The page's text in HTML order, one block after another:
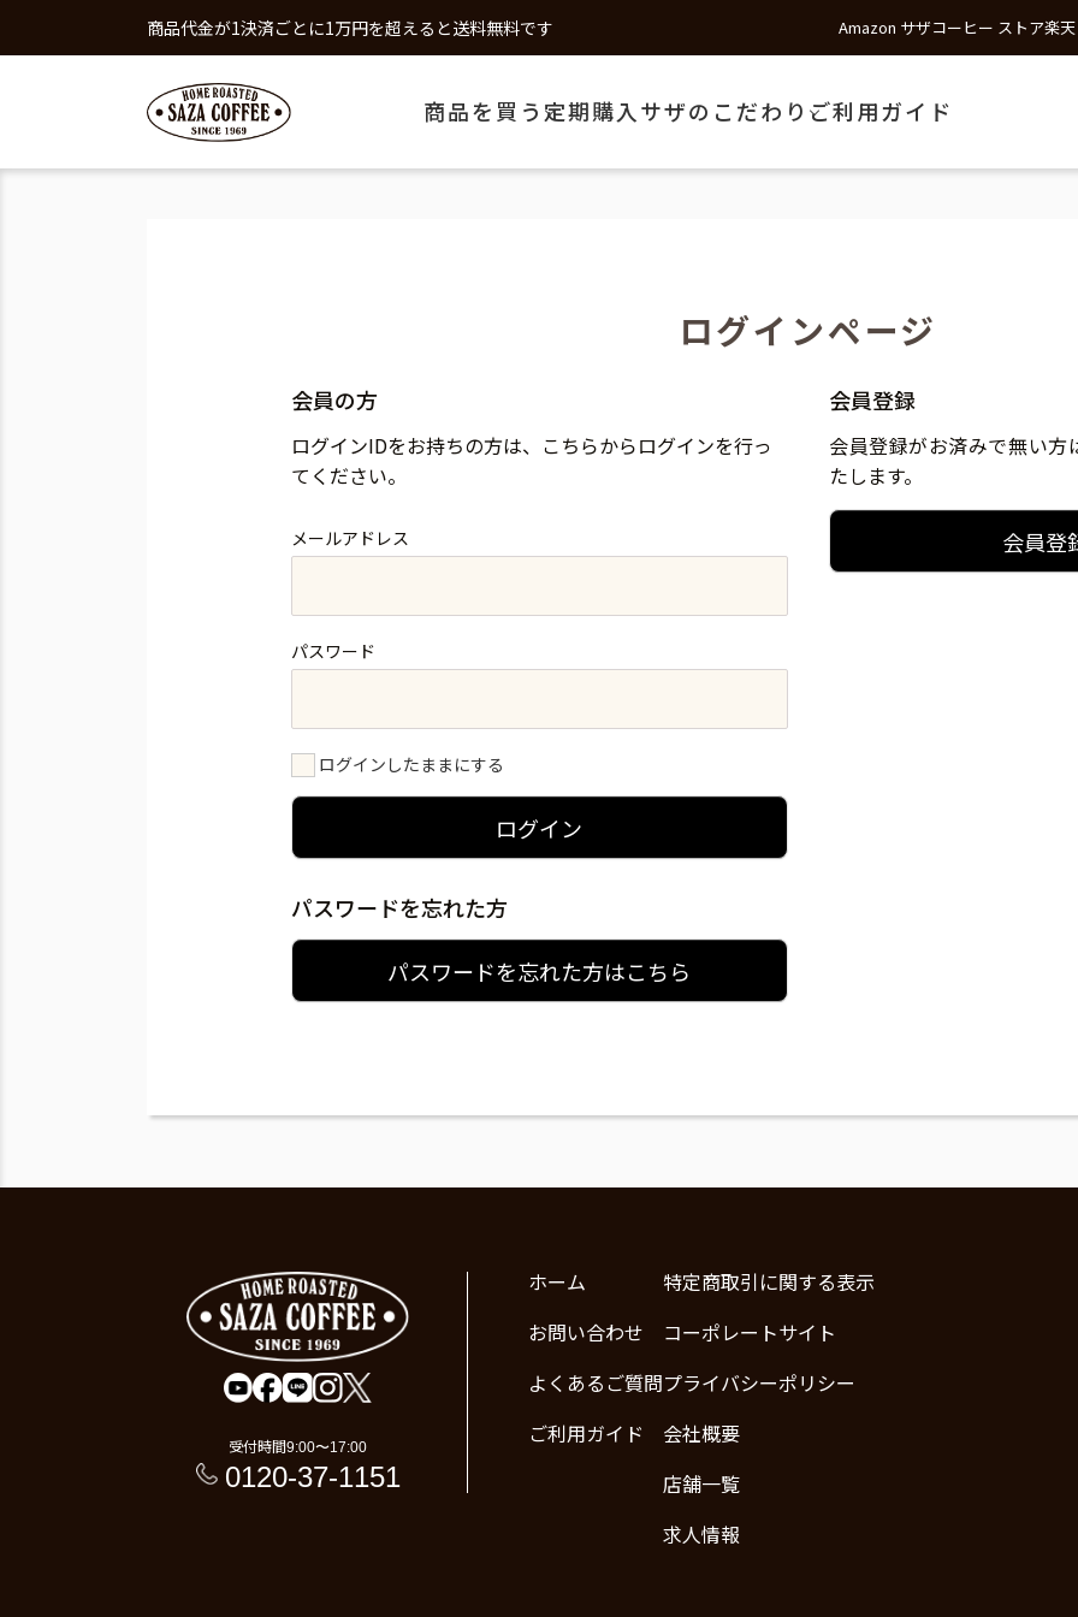
商品代金が1決済ごとに1万円を超えると送料無料です Amazon サザコーヒー ストア楽
商品を買う 定期購入 サザのこだわり ご利用ガイド
ログインページ
会員の方
ログインIDをお持ちの方は、こちらからログインを行っ
てください。
メールアドレス
パスワード
ログインしたままにする
ログイン
パスワードを忘れた方
パスワードを忘れた方はこちら
会員登録
会員登録がお済みで無い
たします。
会員登
受付時間9:00〜17:00
0120-37-1151
ホーム
お問い合わせ
よくあるご質問
ご利用ガイド
特定商取引に関する表示
コーポレートサイト
プライバシーポリシー
会社概要
店舗一覧
求人情報